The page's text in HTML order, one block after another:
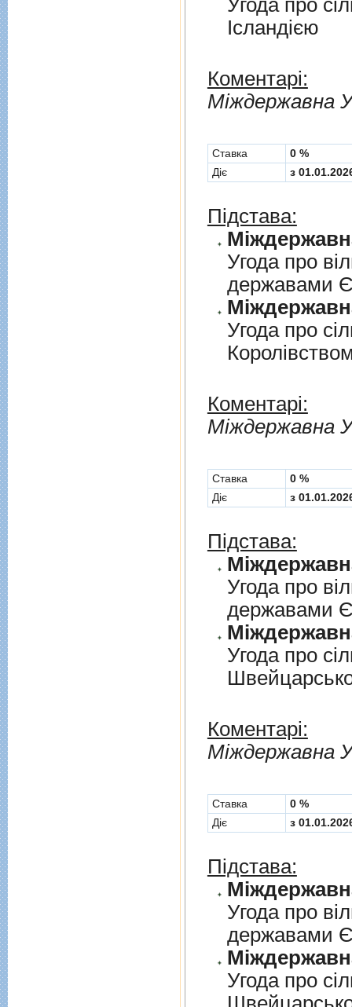
Угода про
Iсландiєю
Коментарі:
Мiждержавна
Cтавка
0 %
Діє
з
Підстава:
Угода про
державами
Угода про
Коментарі:
Мiждержавна
Cтавка
0 %
Діє
з
Підстава:
Угода про
державами
Угода про
Коментарі:
Мiждержавна
Cтавка
0 %
Діє
з
Підстава:
Угода про
державами
Угода про